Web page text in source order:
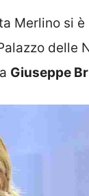
Merlino si
delle
Giuseppe